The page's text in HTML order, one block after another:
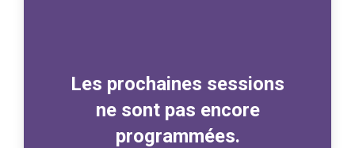
Les prochaines sessions
ne sont pas encore
programmées.